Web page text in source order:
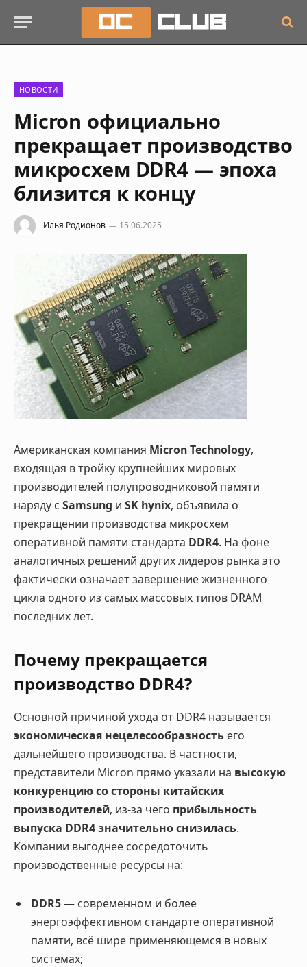
НОВОСТИ
Micron официально
прекращает производство
микросхем DDR4 — эпоха
близится к концу
Илья Родионов 15.06.2025
Американская компания Micron Technology,
входящая в тройку крупнейших мировых
производителей полупроводниковой памяти
наряду с Samsung и SK hynix, объявила о
прекращении производства микросхем
оперативной памяти стандарта DDR4. На фоне
аналогичных решений других лидеров рынка это
фактически означает завершение жизненного
цикла одного из самых массовых типов DRAM
последних лет.
Почему прекращается
производство DDR4?
Основной причиной ухода от DDR4 называется
экономическая нецелесообразность его
дальнейшего производства. В частности,
представители Micron прямо указали на высокую
конкуренцию со стороны китайских
производителей, из-за чего прибыльность
выпуска DDR4 значительно снизилась.
Компании выгоднее сосредоточить
производственные ресурсы на:
DDR5— современном и более
энергоэффективном стандарте оперативной
памяти, всё шире применяющемся в новых
системах;